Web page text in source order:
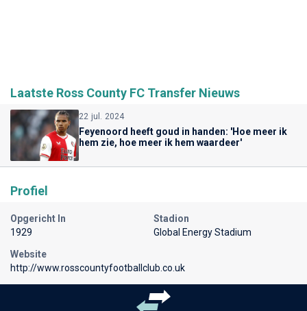
Laatste Ross County FC Transfer Nieuws
22 jul. 2024
Feyenoord heeft goud in handen: 'Hoe meer ik
hem zie, hoe meer ik hem waardeer'
Profiel
Opgericht In
1929
Stadion
Global Energy Stadium
Website
http://www.rosscountyfootballclub.co.uk